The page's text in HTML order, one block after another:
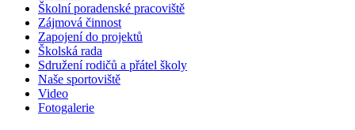
Školní poradenské pracoviště
Zájmová činnost
Zapojení do projektů
Školská rada
Sdružení rodičů a přátel školy
Naše sportoviště
Video
Fotogalerie